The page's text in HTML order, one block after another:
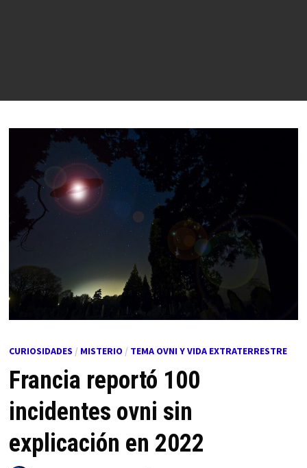
CURIOSIDADES / MISTERIO / TEMA OVNI Y VIDA EXTRATERRESTRE
Francia reportó 100
incidentes ovni sin
explicación en 2022